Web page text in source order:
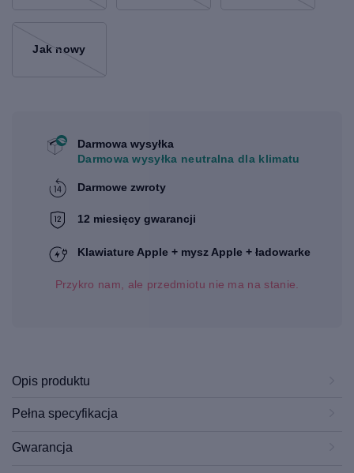
Jak nowy
Darmowa wysyłka
Darmowa wysyłka neutralna dla klimatu
Darmowe zwroty
12 miesięcy gwarancji
Klawiature Apple + mysz Apple + ładowarke
Przykro nam, ale przedmiotu nie ma na stanie.
Opis produktu
Pełna specyfikacja
Gwarancja